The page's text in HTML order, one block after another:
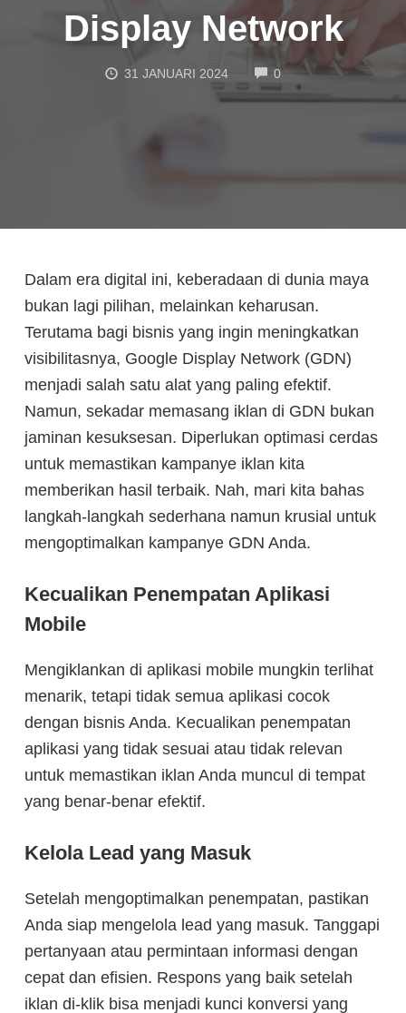
Display Network
31 JANUARI 2024 0COMMENTS
Dalam era digital ini, keberadaan di dunia maya
bukan lagi pilihan, melainkan keharusan.
Terutama bagi bisnis yang ingin meningkatkan
visibilitasnya, Google Display Network (GDN)
menjadi salah satu alat yang paling efektif.
Namun, sekadar memasang iklan di GDN bukan
jaminan kesuksesan. Diperlukan optimasi cerdas
untuk memastikan kampanye iklan kita
memberikan hasil terbaik. Nah, mari kita bahas
langkah-langkah sederhana namun krusial untuk
mengoptimalkan kampanye GDN Anda.
Kecualikan Penempatan Aplikasi
Mobile
Mengiklankan di aplikasi mobile mungkin terlihat
menarik, tetapi tidak semua aplikasi cocok
dengan bisnis Anda. Kecualikan penempatan
aplikasi yang tidak sesuai atau tidak relevan
untuk memastikan iklan Anda muncul di tempat
yang benar-benar efektif.
Kelola Lead yang Masuk
Setelah mengoptimalkan penempatan, pastikan
Anda siap mengelola lead yang masuk. Tanggapi
pertanyaan atau permintaan informasi dengan
cepat dan efisien. Respons yang baik setelah
iklan di-klik bisa menjadi kunci konversi yang